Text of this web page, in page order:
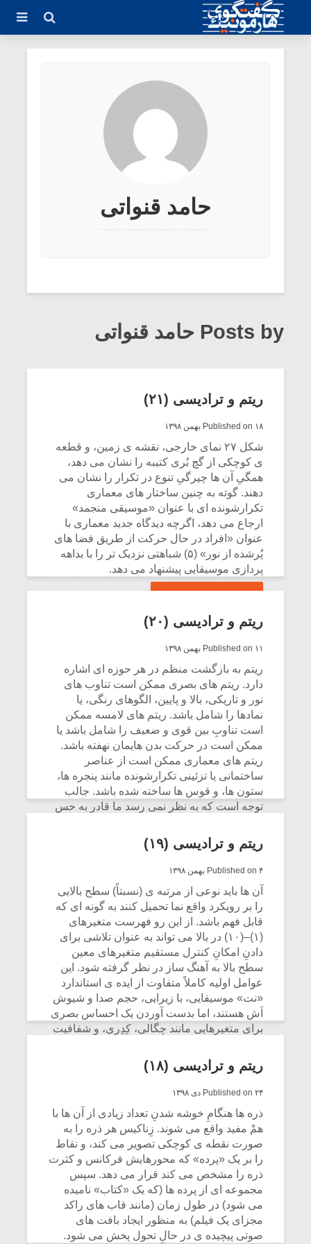
حامد قنواتی
Posts by حامد قنواتی
ریتم و ترادیسی (۲۱)
Published on ۱۸ بهمن ۱۳۹۸
شکل ۲۷ نمای خارجی، نقشه ی زمین، و قطعه
ی کوچکی از گچ بُری کتیبه را نشان می دهد،
همگیِ آن ها چیرگیِ تنوع در تکرار را نشان می
دهند. گوته به چنین ساختار های معماری
تکرارشونده ای با عنوان «موسیقی منجمد»
ارجاع می دهد، اگرچه دیدگاه جدید معماری با
عنوان «افراد در حال حرکت از طریق فضا های
پُرشده از نور» (۵) شباهتی نزدیک تر را با بداهه
پردازی موسیقایی پیشنهاد می دهد.
ریتم و ترادیسی (۲۰)
Published on ۱۱ بهمن ۱۳۹۸
ریتم به بازگشت منظم در هر حوزه ای اشاره
دارد. ریتم های بصری ممکن است تناوب های
نور و تاریکی، بالا و پایین، الگوهای رنگی، یا
نمادها را شامل باشد. ریتم های لامسه ممکن
است تناوبِ بین قوی و ضعیف را شامل باشد یا
ممکن است در حرکت بدن هایمان نهفته باشد.
ریتم های معماری ممکن است از عناصر
ساختمانی یا تزئینی تکرارشونده مانند پنجره ها،
ستون ها، و قوس ها ساخته شده باشد. جالب
توجه است که به نظر نمی رسد ما قادر به حس
بویایی و چه از طریق حس چشایی باشیم
(Fraisse 1963).
ریتم و ترادیسی (۱۹)
Published on ۴ بهمن ۱۳۹۸
آن ها باید نوعی از مرتبه ی (نسبتاً) سطح بالایی
را بر رویکرد واقع نما تحمیل کنند به گونه ای که
قابل فهم باشد. از این رو فهرست متغیرهای
(۱)–(۱۰) در بالا می تواند به عنوان تلاشی برای
دادنِ امکانِ کنترل مستقیم متغیرهای معین
سطح بالا به آهنگ ساز در نظر گرفته شود. این
عوامل اولیه کاملاً متفاوت از ایده ی استاندارد
«نت» موسیقایی، با زیرایی، حجم صدا و شیوش
اَش هستند، اما بدست آوردن یک احساس بصری
برای متغیرهایی مانند چگالی، کِدِری، و شفافیت
CONTINUE READING
ریتم و ترادیسی (۱۸)
Published on ۲۴ دی ۱۳۹۸
ذره ها هنگامِ خوشه شدنِ تعداد زیادی از آن ها با
همْ مفید واقع می شوند. زِناکیس هر ذره را به
صورت نقطه ی کوچکی تصویر می کند، و نقاط
را بر یک «پرده» که محورهایش فرکانس و کثرت
ذره را مشخص می کند قرار می دهد. سپس
مجموعه ای از پرده ها (که یک «کتاب» نامیده
می شود) در طول زمان (مانند قاب های راکد
مجزای یک فیلم) به منظور ایجاد بافت های
صوتی پیچیده ی در حالِ تحول پخش می شود.
میکلوش روژا
یادداشتی بر موسیقی
متن فیلم «متری
شیش و نیم»
اگر نمی توانی
مشهورترین باشی،
بدنام ترین باش